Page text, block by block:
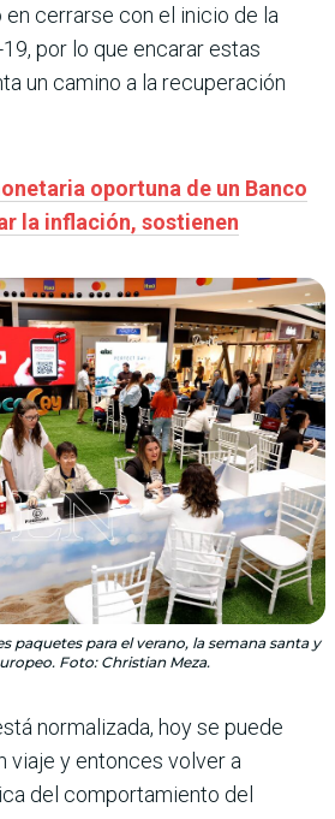
cerrarse con el inicio de la
por lo que encarar estas
un camino a la recuperación
oportuna de un Banco
la inflación, sostienen
paquetes para el verano, la semana santa y
Foto: Christian Meza.
normalizada, hoy se puede
viaje y entonces volver a
del comportamiento del